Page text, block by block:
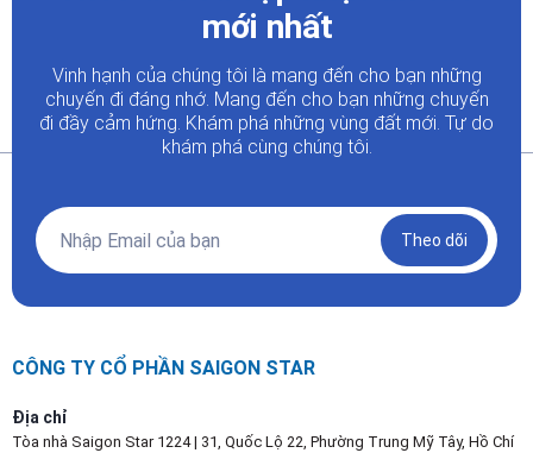
mới nhất
Vinh hạnh của chúng tôi là mang đến cho bạn những
chuyến đi đáng nhớ. Mang đến cho bạn những chuyến
đi đầy cảm hứng. Khám phá những vùng đất mới. Tự do
khám phá cùng chúng tôi.
Theo dõi
CÔNG TY CỔ PHẦN SAIGON STAR
Địa chỉ
Tòa nhà Saigon Star 1224 | 31, Quốc Lộ 22, Phường Trung Mỹ Tây, Hồ Chí